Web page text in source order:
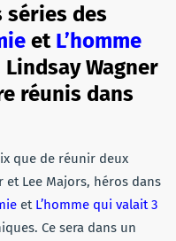
séries des
et L’homme
Lindsay Wagner
réunis dans
que de réunir deux
et Lee Majors, héros dans
et L’homme qui valait 3
Ce sera dans un